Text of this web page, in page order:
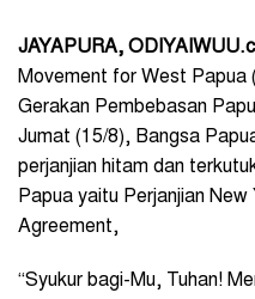
JAYAPURA,
Movement for West Papua
Gerakan Pembebasan
Jumat (15/8), Bangsa
perjanjian hitam dan
Papua yaitu Perjanjian
Agreement,
“Syukur bagi-Mu, Tuhan!